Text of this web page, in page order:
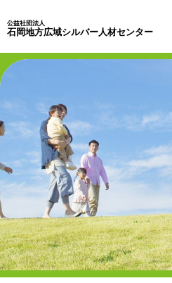
公益社団法人
石岡地方広域シルバー人材センター